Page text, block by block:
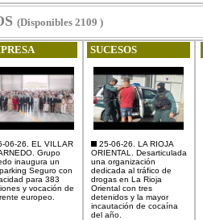
(Disponibles 2109 )
06-26. EL VILLAR
Grupo
inaugura un
Seguro con
para 383
y vocación de
europeo.
SUCESOS
25-06-26. LA RIOJA
ORIENTAL. Desarticulada
una organización
dedicada al tráfico de
drogas en La Rioja
Oriental con tres
detenidos y la mayor
incautación de cocaína
del año.